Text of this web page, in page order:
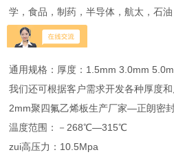
学，食品，制药，半导体，航太，石
业均可适用。
通用规格：厚度：1.5mm 3.0mm
我们还可根据客户需求开发各种厚度和
2mm聚四氟乙烯板生产厂家—正朗密封
温度范围：－268℃—315℃
zui高压力：10.5Mpa